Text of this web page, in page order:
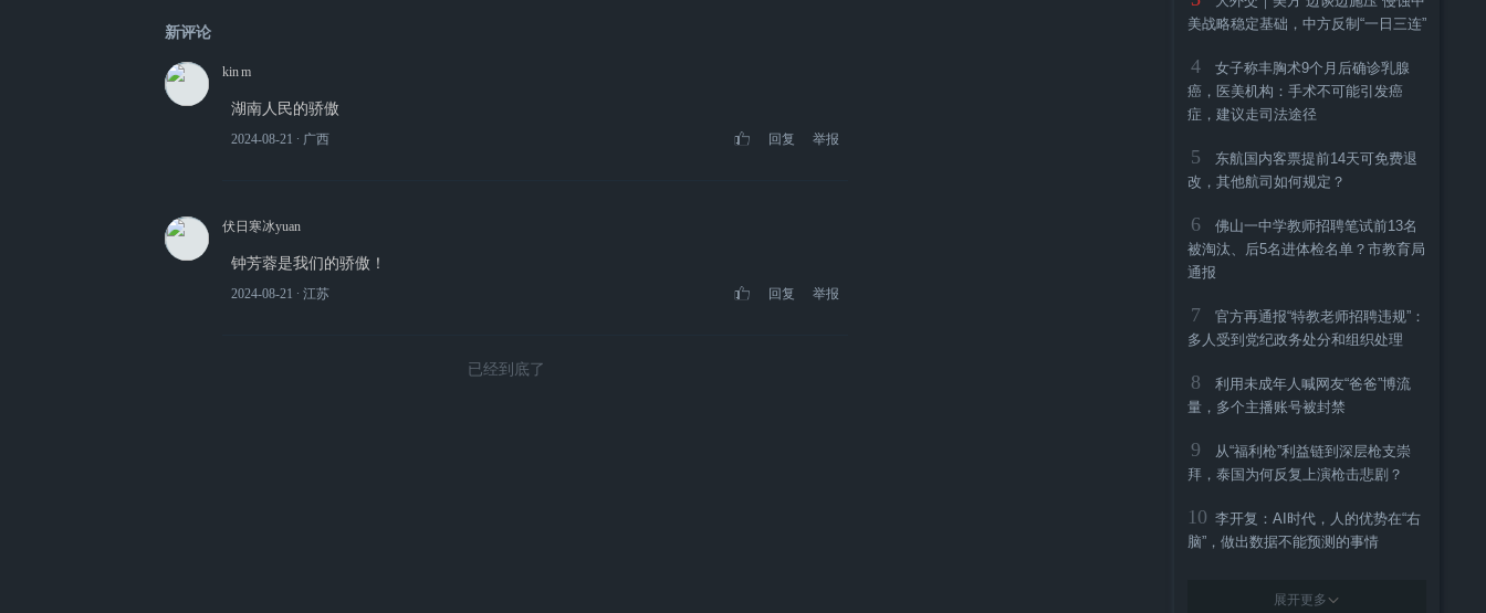
新评论
kin m
湖南人民的骄傲
2024-08-21 ∙ 广西 回复 举报
伏日寒冰yuan
钟芳蓉是我们的骄傲！
2024-08-21 ∙ 江苏 回复 举报
已经到底了
美战略稳定基础，中方反制“一日三连”
4
女子称丰胸术9个月后确诊乳腺
癌，医美机构：手术不可能引发癌
症，建议走司法途径
5
东航国内客票提前14天可免费退
改，其他航司如何规定？
6
佛山一中学教师招聘笔试前13名
被淘汰、后5名进体检名单？市教育局
通报
7
官方再通报“特教老师招聘违规”：
多人受到党纪政务处分和组织处理
8
利用未成年人喊网友“爸爸”博流
量，多个主播账号被封禁
9
从“福利枪”利益链到深层枪支崇
拜，泰国为何反复上演枪击悲剧？
10 李开复：AI时代，人的优势在“右
脑”，做出数据不能预测的事情
展开更多